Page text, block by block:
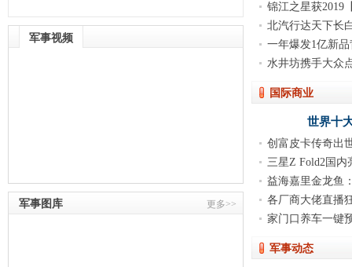
军事视频
军事图库 更多>>
锦江之星获2019
北汽行达天下长
征
一年爆发1亿新
水井坊携手大众
国际商业
世界十
创富皮卡传奇出
三星Z Fold2国内
益海嘉里金龙鱼
各厂商大佬直播
NO
家门口养车一键
军事动态